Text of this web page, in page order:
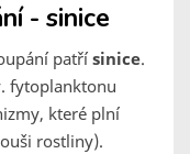
- sinice
patří sinice.
fytoplanktonu
které plní
rostliny).